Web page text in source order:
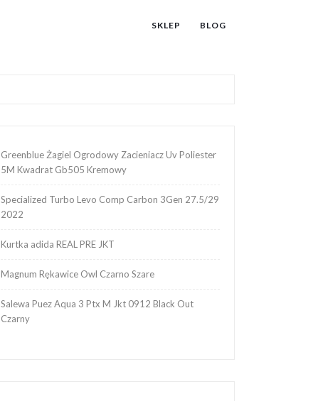
SKLEP BLOG
Greenblue Żagiel Ogrodowy Zacieniacz Uv Poliester
5M Kwadrat Gb505 Kremowy
Specialized Turbo Levo Comp Carbon 3Gen 27.5/29
2022
Kurtka adida REAL PRE JKT
Magnum Rękawice Owl Czarno Szare
Salewa Puez Aqua 3 Ptx M Jkt 0912 Black Out
Czarny